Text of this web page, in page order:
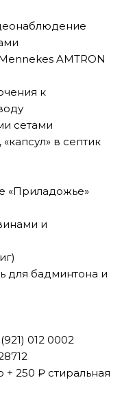
AMTRON
к
сетами
в септик
«Приладожье»
и
для бадминтона и
012 0002
+ 250 ₽ стиральная